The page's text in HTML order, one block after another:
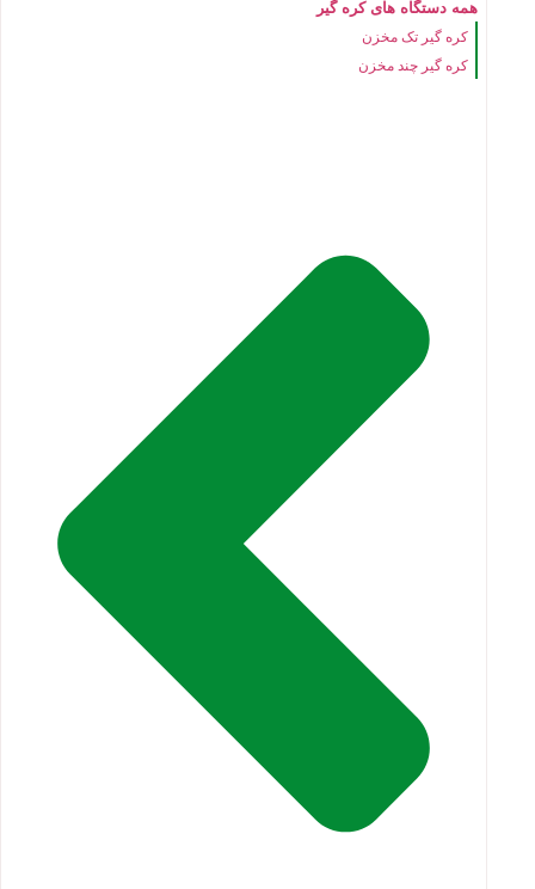
همه دستگاه های کره گیر
کره گیر تک مخزن
کره گیر چند مخزن